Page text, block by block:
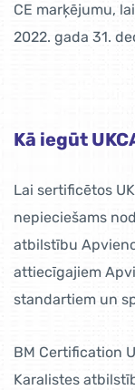
CE marķējumu,
2022. gada 31.
Kā iegūt
Lai sertificētos
nepieciešams
atbilstību
attiecīgajiem
standartiem un
BM Certification
Karalistes